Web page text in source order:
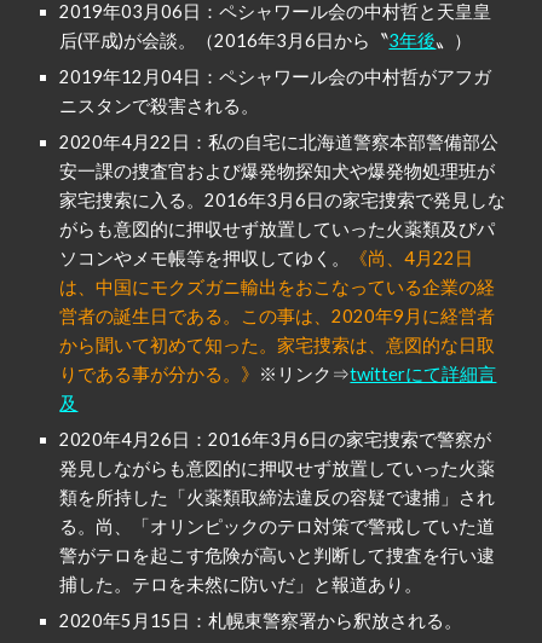
2019年03月06日：ペシャワール会の中村哲と天皇皇
后(平成)が会談。（2016年3月6日から〝3年後〟）
2019年12月04日：ペシャワール会の中村哲がアフガ
ニスタンで殺害される。
2020年4月22日：私の自宅に北海道警察本部警備部公
安一課の捜査官および爆発物探知犬や爆発物処理班が
家宅捜索に入る。2016年3月6日の家宅捜索で発見しな
がらも意図的に押収せず放置していった火薬類及びパ
ソコンやメモ帳等を押収してゆく。
《尚、4月22日
は、中国にモクズガニ輸出をおこなっている企業の経
営者の誕生日である。この事は、2020年9月に経営者
から聞いて初めて知った。家宅捜索は、意図的な日取
りである事が分かる。》 ※リンク⇒twitterにて詳細言
及
2020年4月26日：2016年3月6日の家宅捜索で警察が
発見しながらも意図的に押収せず放置していった火薬
類を所持した「火薬類取締法違反の容疑で逮捕」され
る。尚、「オリンピックのテロ対策で警戒していた道
警がテロを起こす危険が高いと判断して捜査を行い逮
捕した。テロを未然に防いだ」と報道あり。
2020年5月15日：札幌東警察署から釈放される。